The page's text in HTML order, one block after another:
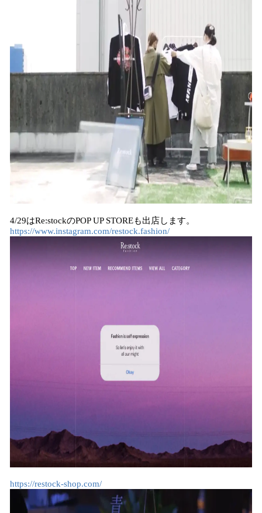
4/29はRe:stockのPOP UP STOREも出店します。
https://www.instagram.com/restock.fashion/
https://restock-shop.com/